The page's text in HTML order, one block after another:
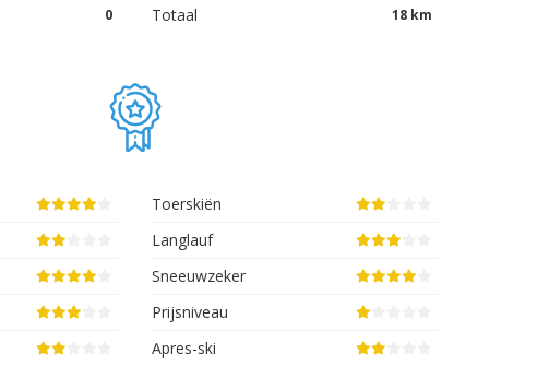
0 Totaal 18 km
Toerskiën
Langlauf
Sneeuwzeker
Prijsniveau
Apres-ski